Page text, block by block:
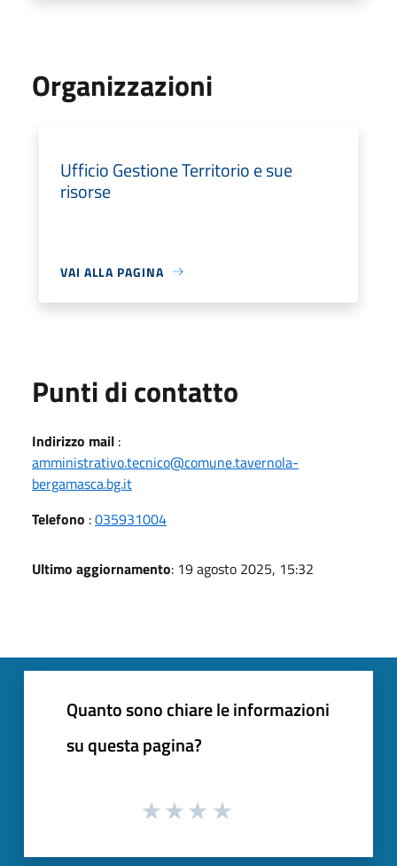
Organizzazioni
Ufficio Gestione Territorio e sue
risorse
VAI ALLA PAGINA
Punti di contatto
Indirizzo mail :
amministrativo.tecnico@comune.tavernola-
bergamasca.bg.it
Telefono :035931004
Ultimo aggiornamento: 19 agosto 2025, 15:32
Quanto sono chiare le informazioni
su questa pagina?